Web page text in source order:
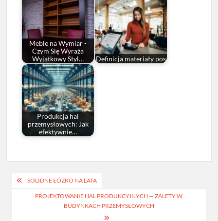
Meble na Wymiar -
Czym Się Wyraża
Wyjątkowy Styl…
Definicja materiały pos
Produkcja hal
przemysłowych: Jak
efektywnie…
Nawigacja
wpisu
SOLIDNE ŁÓŻKO NA LATA
PROJEKTOWANIE HAL PRODUKCYJNYCH — ZALETY W
BUDYNKACH PRZEMYSŁOWYCH